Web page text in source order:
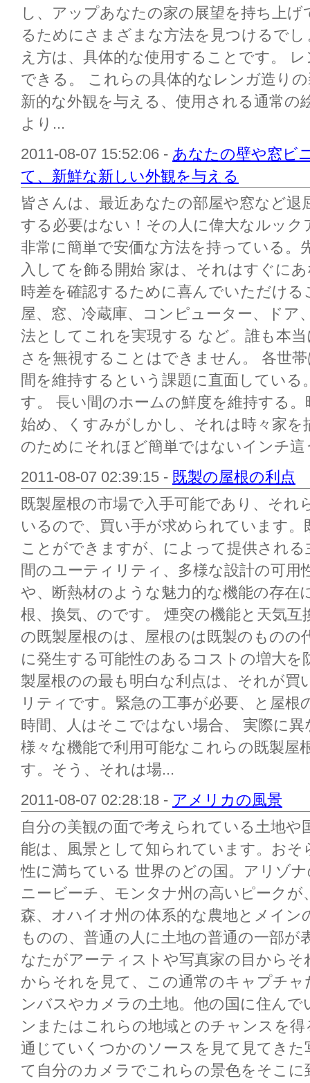
し、アップあなたの家の展望を持ち上
るためにさまざまな方法を見つけるで
え方は、具体的な使用することです。
できる。 これらの具体的なレンガ造り
新的な外観を与える、使用される通常の
より...
2011-08-07 15:52:06 - あなたの壁や窓ビ
て、新鮮な新しい外観を与える
皆さんは、最近あなたの部屋や窓など
する必要はない！その人に偉大なルッ
非常に簡単で安価な方法を持っている。
入してを飾る開始 家は、それはすぐに
時差を確認するために喜んでいただけ
屋、窓、冷蔵庫、コンピューター、ドア
法としてこれを実現する など。誰も本
さを無視することはできません。 各世
間を維持するという課題に直面してい
す。 長い間のホームの鮮度を維持する
始め、くすみがしかし、それは時々家を
のためにそれほど簡単ではないインチ
2011-08-07 02:39:15 - 既製の屋根の利点
既製屋根の市場で入手可能であり、そ
いるので、買い手が求められています
ことができますが、によって提供され
間のユーティリティ、多様な設計の可用
や、断熱材のような魅力的な機能の存在
根、換気、のです。 煙突の機能と天気
の既製屋根のは、屋根のは既製のもの
に発生する可能性のあるコストの増大
製屋根のの最も明白な利点は、それが買
リティです。緊急の工事が必要、と屋
時間、人はそこではない場合、 実際に
様々な機能で利用可能なこれらの既製屋
す。そう、それは場...
2011-08-07 02:28:18 - アメリカの風景
自分の美観の面で考えられている土地
能は、風景として知られています。お
性に満ちている 世界のどの国。アリゾ
ニービーチ、モンタナ州の高いピーク
森、オハイオ州の体系的な農地とメイン
ものの、普通の人に土地の普通の一部
なたがアーティストや写真家の目から
からそれを見て、この通常のキャプチ
ンバスやカメラの土地。他の国に住ん
ンまたはこれらの地域とのチャンスを
通じていくつかのソースを見て見てき
て自分のカメラでこれらの景色をそこ